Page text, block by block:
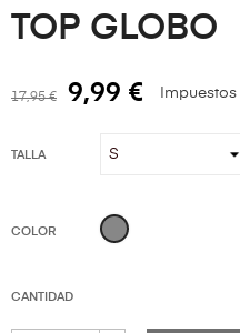
TOP GLOBO
17,95 € 9,99 €
TALLA
COLOR GRIS
CANTIDAD